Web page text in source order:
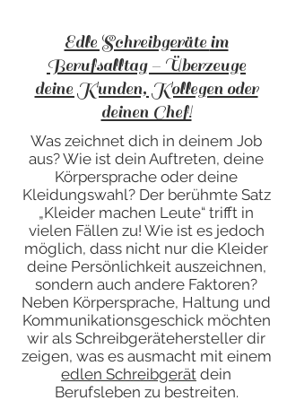
Edle Schreibgeräte im
Berufsalltag – Überzeuge
deine Kunden, Kollegen oder
deinen Chef!
Was zeichnet dich in deinem Job
aus? Wie ist dein Auftreten, deine
Körpersprache oder deine
Kleidungswahl? Der berühmte Satz
„Kleider machen Leute“ trifft in
vielen Fällen zu! Wie ist es jedoch
möglich, dass nicht nur die Kleider
deine Persönlichkeit auszeichnen,
sondern auch andere Faktoren?
Neben Körpersprache, Haltung und
Kommunikationsgeschick möchten
wir als Schreibgerätehersteller dir
zeigen, was es ausmacht mit einem
edlen Schreibgerät dein
Berufsleben zu bestreiten.